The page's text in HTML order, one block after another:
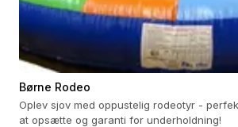
Børne Rodeo
Oplev sjov med oppustelig rodeotyr -
at opsætte og garanti for underholdning!